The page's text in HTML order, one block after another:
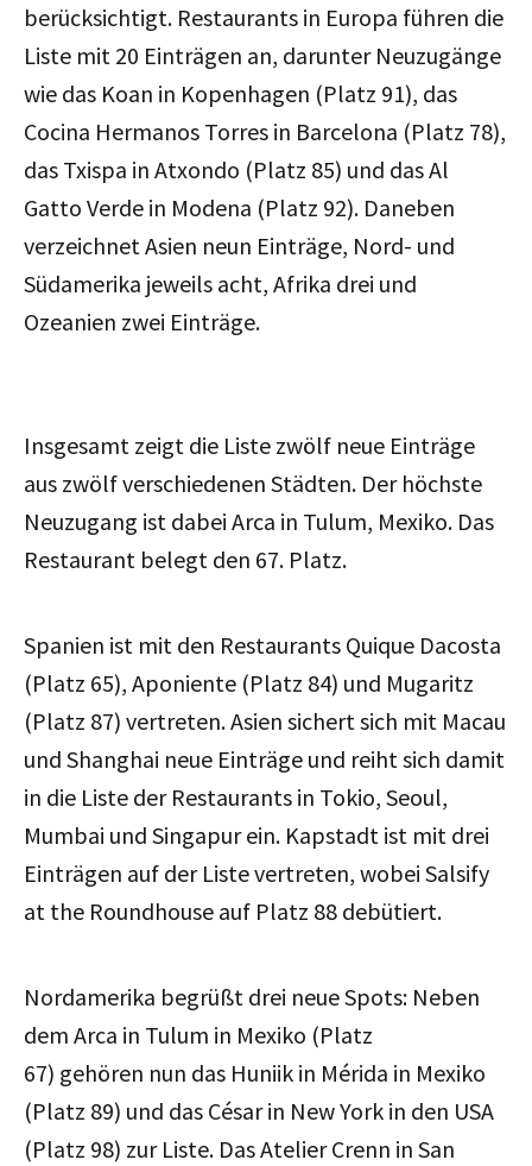
berücksichtigt. Restaurants in Europa führen die
Liste mit 20 Einträgen an, darunter Neuzugänge
wie das Koan in Kopenhagen (Platz 91), das
Cocina Hermanos Torres in Barcelona (Platz 78),
das Txispa in Atxondo (Platz 85) und das Al
Gatto Verde in Modena (Platz 92). Daneben
verzeichnet Asien neun Einträge, Nord- und
Südamerika jeweils acht, Afrika drei und
Ozeanien zwei Einträge.
Insgesamt zeigt die Liste zwölf neue Einträge
aus zwölf verschiedenen Städten. Der höchste
Neuzugang ist dabei Arca in Tulum, Mexiko. Das
Restaurant belegt den 67. Platz.
Spanien ist mit den Restaurants Quique Dacosta
(Platz 65), Aponiente (Platz 84) und Mugaritz
(Platz 87) vertreten. Asien sichert sich mit Macau
und Shanghai neue Einträge und reiht sich damit
in die Liste der Restaurants in Tokio, Seoul,
Mumbai und Singapur ein. Kapstadt ist mit drei
Einträgen auf der Liste vertreten, wobei Salsify
at the Roundhouse auf Platz 88 debütiert.
Nordamerika begrüßt drei neue Spots: Neben
dem Arca in Tulum in Mexiko (Platz
67) gehören nun das Huniik in Mérida in Mexiko
(Platz 89) und das César in New York in den USA
(Platz 98) zur Liste. Das Atelier Crenn in San